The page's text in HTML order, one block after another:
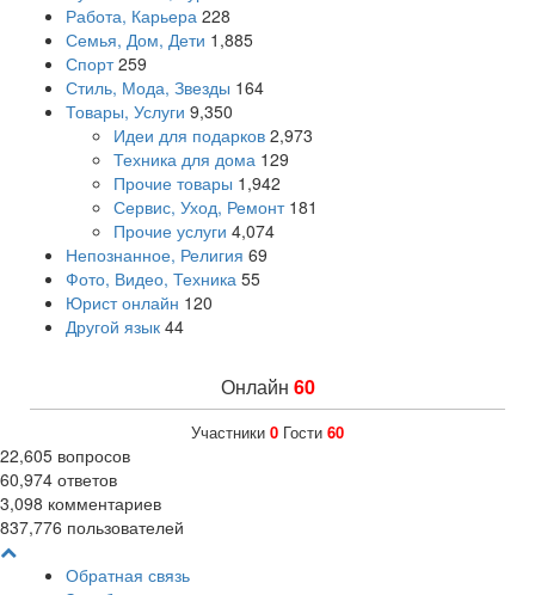
Работа, Карьера 228
Семья, Дом, Дети 1,885
Спорт 259
Стиль, Мода, Звезды 164
Товары, Услуги 9,350
Идеи для подарков 2,973
Техника для дома 129
Прочие товары 1,942
Сервис, Уход, Ремонт 181
Прочие услуги 4,074
Непознанное, Религия 69
Фото, Видео, Техника 55
Юрист онлайн 120
Другой язык 44
Онлайн 60
Участники 0 Гости 60
22,605 вопросов
60,974 ответов
3,098 комментариев
837,776 пользователей
Обратная связь